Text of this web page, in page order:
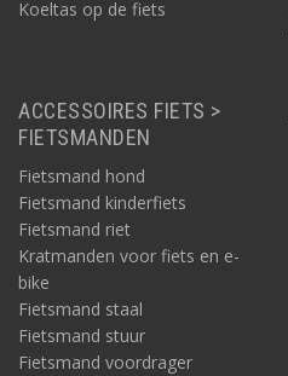
Koeltas op de fiets
ACCESSOIRES FIETS >
FIETSMANDEN
Fietsmand hond
Fietsmand kinderfiets
Fietsmand riet
Kratmanden voor fiets en e-
bike
Fietsmand staal
Fietsmand stuur
Fietsmand voordrager